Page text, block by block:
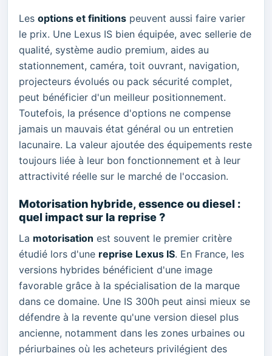
Les options et finitions peuvent aussi faire varier
le prix. Une Lexus IS bien équipée, avec sellerie de
qualité, système audio premium, aides au
stationnement, caméra, toit ouvrant, navigation,
projecteurs évolués ou pack sécurité complet,
peut bénéficier d'un meilleur positionnement.
Toutefois, la présence d'options ne compense
jamais un mauvais état général ou un entretien
lacunaire. La valeur ajoutée des équipements reste
toujours liée à leur bon fonctionnement et à leur
attractivité réelle sur le marché de l'occasion.
Motorisation hybride, essence ou diesel :
quel impact sur la reprise ?
La motorisation est souvent le premier critère
étudié lors d'une reprise Lexus IS. En France, les
versions hybrides bénéficient d'une image
favorable grâce à la spécialisation de la marque
dans ce domaine. Une IS 300h peut ainsi mieux se
défendre à la revente qu'une version diesel plus
ancienne, notamment dans les zones urbaines ou
périurbaines où les acheteurs privilégient des